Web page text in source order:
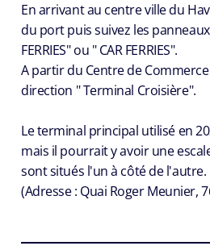
En arrivant au centre ville du
du port puis suivez les
FERRIES" ou " CAR FERRIES".
A partir du Centre de
direction " Terminal Croisière".
Le terminal principal utilisé en
mais il pourrait y avoir une
sont situés l'un à côté de l'autre.
(Adresse : Quai Roger Meunier,